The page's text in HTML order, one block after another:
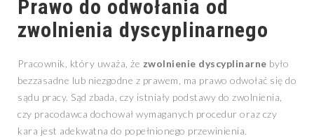
Prawo do odwołania od
zwolnienia dyscyplinarnego
Pracownik, który uważa, że zwolnienie dyscyplinarne było
bezzasadne lub niezgodne z prawem, ma prawo odwołać się do
sądu pracy. Sąd zbada, czy istniały podstawy do zwolnienia,
czy pracodawca dochował wymaganych procedur oraz czy
kara jest adekwatna do popełnionego przewinienia.